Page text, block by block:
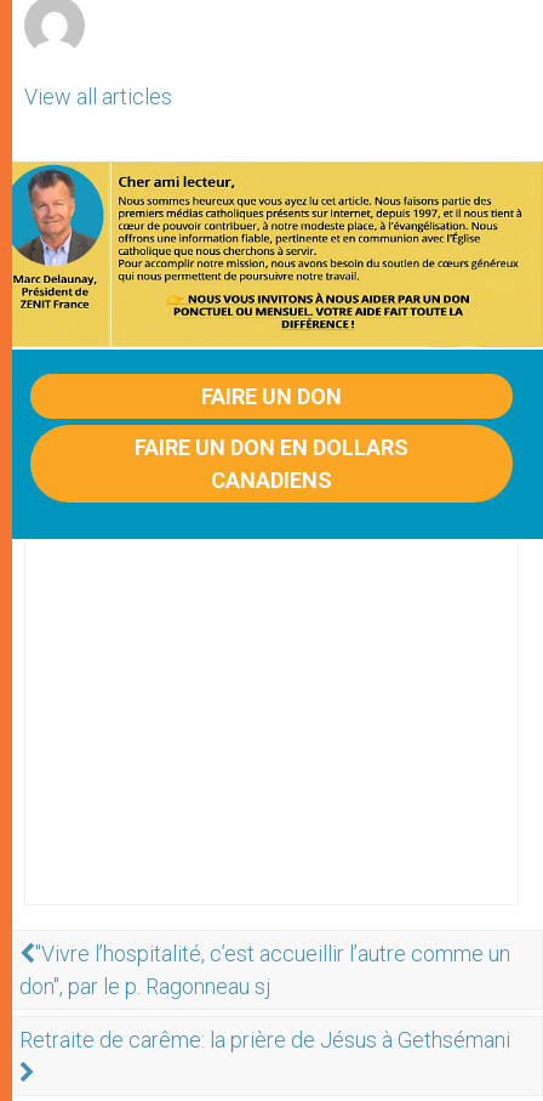
View all articles
FAIRE UN DON
FAIRE UN DON EN DOLLARS
CANADIENS
"Vivre l’hospitalité, c’est accueillir l’autre comme un
don", par le p. Ragonneau sj
Retraite de carême: la prière de Jésus à Gethsémani